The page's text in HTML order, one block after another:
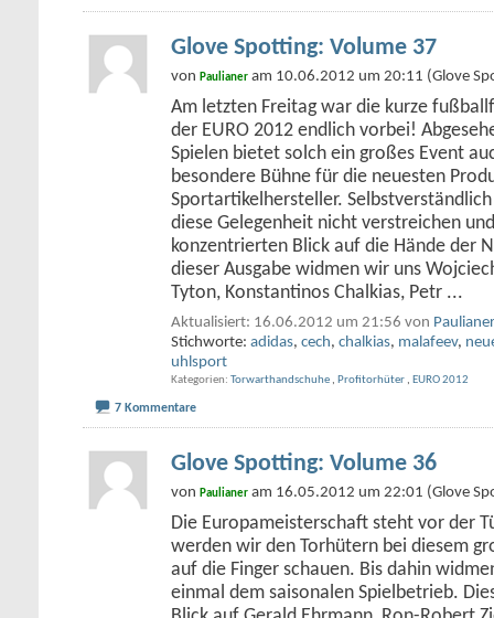
Glove Spotting: Volume 37
von Paulianer am 10.06.2012 um 20:11 (Glove
Am letzten Freitag war die kurze
der EURO 2012 endlich vorbei!
Spielen bietet solch ein großes Event
besondere Bühne für die neuesten
Sportartikelhersteller.
diese Gelegenheit nicht verstreichen
konzentrierten Blick auf die Hände der
dieser Ausgabe widmen wir uns
Tyton, Konstantinos Chalkias, Petr ...
Aktualisiert: 16.06.2012 um 21:56 von Paulianer
Stichworte: adidas, cech, chalkias, malafeev,
uhlsport
Kategorien Torwarthandschuhe , Profitorhüter , EURO 2012
7 Kommentare
Glove Spotting: Volume 36
von Paulianer am 16.05.2012 um 22:01 (Glove
Die Europameisterschaft steht vor der
werden wir den Torhütern bei diesem
auf die Finger schauen. Bis dahin
einmal dem saisonalen Spielbetrieb.